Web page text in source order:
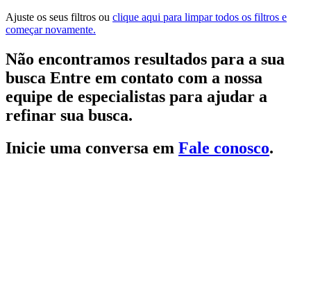
Ajuste os seus filtros ou clique aqui para limpar todos os filtros e
começar novamente.
Não encontramos resultados para a sua
busca Entre em contato com a nossa
equipe de especialistas para ajudar a
refinar sua busca.
Inicie uma conversa em Fale conosco.